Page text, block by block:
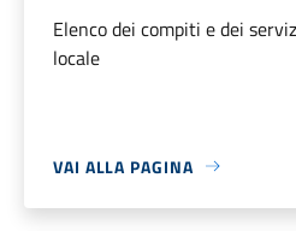
Elenco dei compiti e dei
locale
VAI ALLA PAGINA